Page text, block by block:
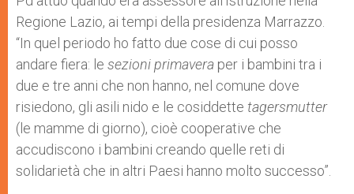
Regione Lazio, ai tempi della presidenza Marrazzo.
“In quel periodo ho fatto due cose di cui posso
andare fiera: le sezioni primavera per i bambini tra i
due e tre anni che non hanno, nel comune dove
risiedono, gli asili nido e le cosiddette tagersmutter
(le mamme di giorno), cioè cooperative che
accudiscono i bambini creando quelle reti di
solidarietà che in altri Paesi hanno molto successo”.